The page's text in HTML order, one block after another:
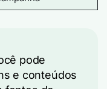
pode
e conteúdos